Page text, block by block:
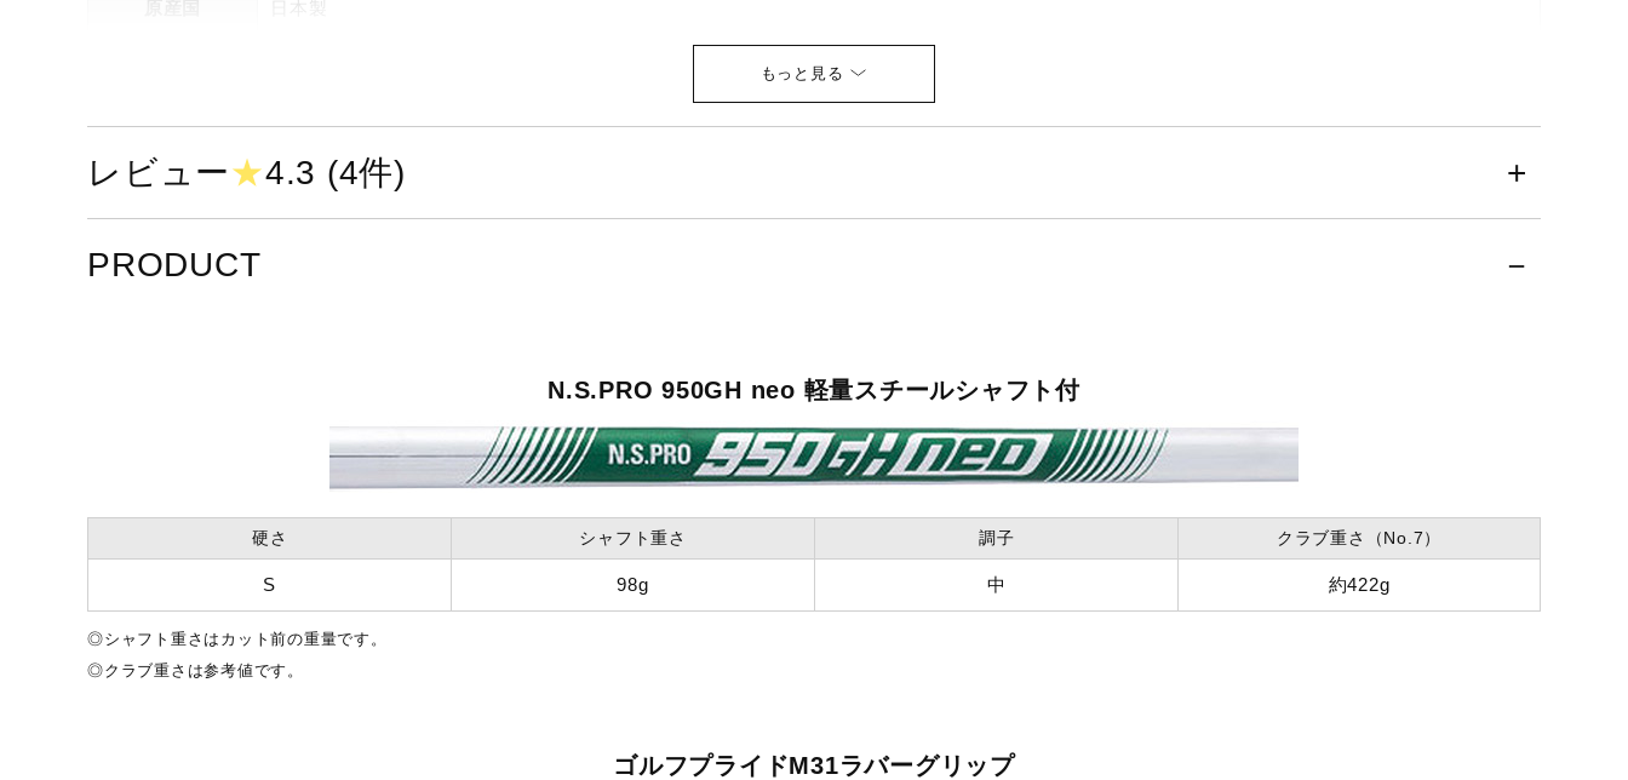
日本製
仕上げ ニッケルクロムメッキ・サテン仕上げ
ロフト角（度） No.6／27、No.7／30、No.8／34、No.9／39、PW／44
シャフト
PW／D2
クラブ質量 S／約422g（No.7：参考値）
2024年秋冬
レビュー★4.3 (4件)
PRODUCT
N.S.PRO 950GH neo 軽量スチールシャフト付
硬さ シャフト重さ 調子 クラブ重さ（No.7）
S 98g 中 約422g
◎シャフト重さはカット前の重量です。
◎クラブ重さは参考値です。
ゴルフプライドM31ラバーグリップ